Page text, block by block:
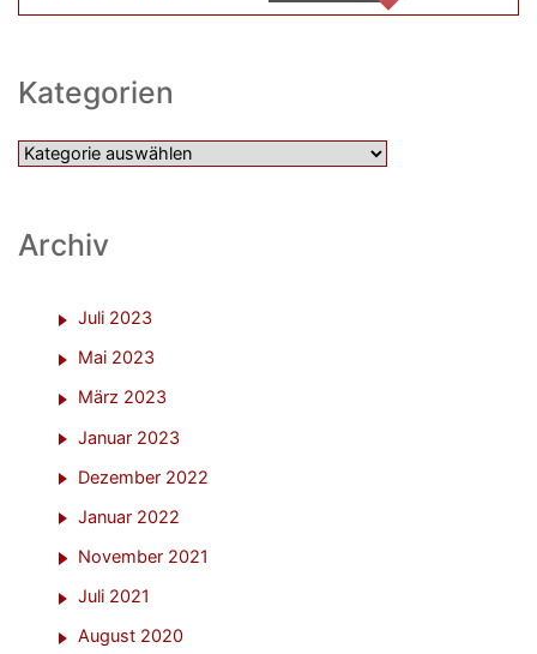
Kategorien
Kategorien
Archiv
Juli 2023
Mai 2023
März 2023
Januar 2023
Dezember 2022
Januar 2022
November 2021
Juli 2021
August 2020